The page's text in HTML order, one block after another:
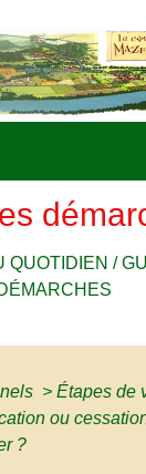
QUOTIDIEN /
> Étapes de
ou
?